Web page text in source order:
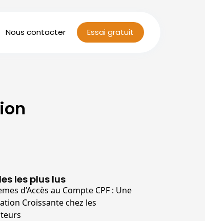
Nous contacter Essai gratuit
les plus lus
d’Accès au Compte CPF : Une
Croissante chez les